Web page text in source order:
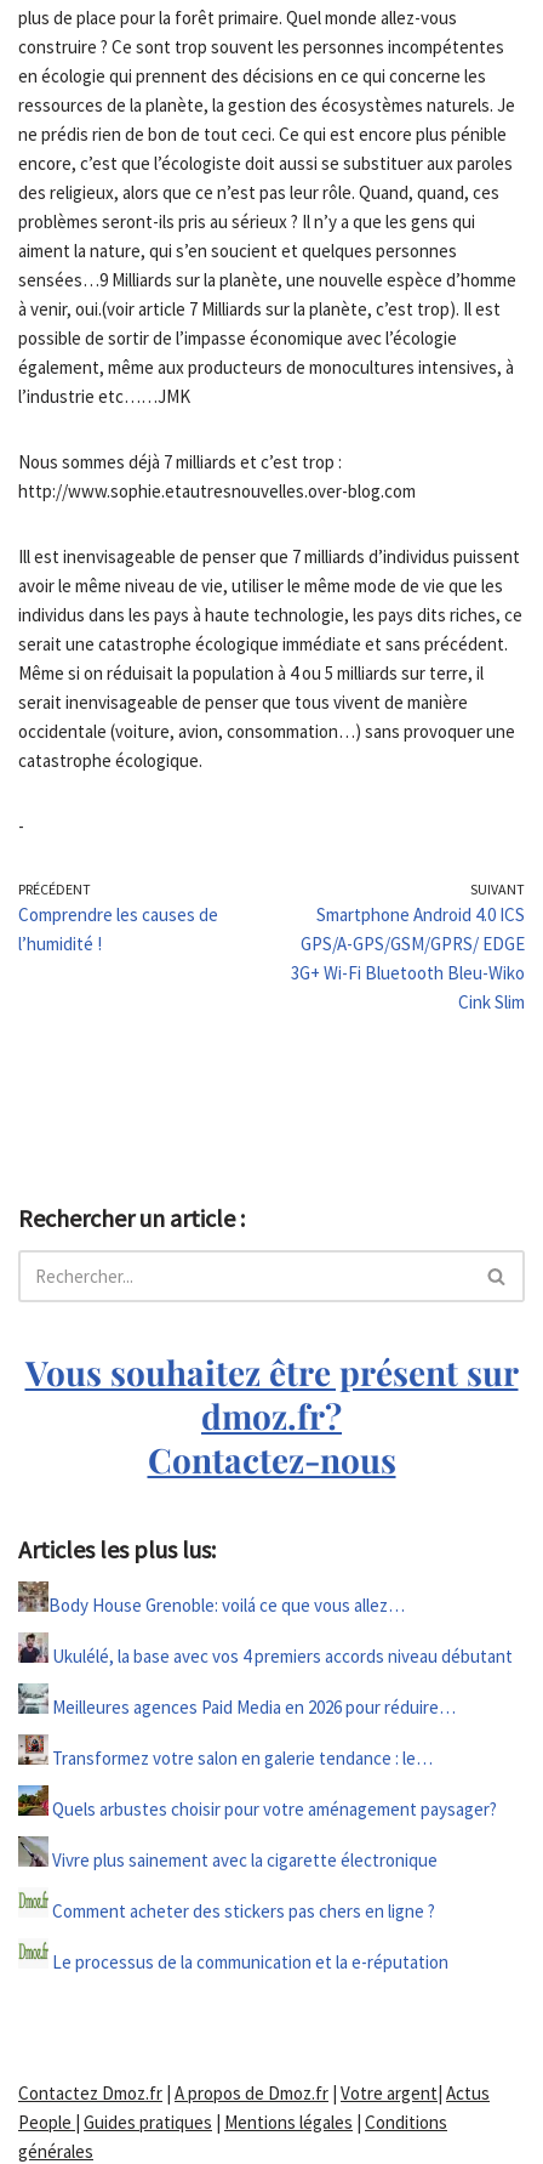
plus de place pour la forêt primaire. Quel monde allez-vous
construire ? Ce sont trop souvent les personnes incompétentes
en écologie qui prennent des décisions en ce qui concerne les
ressources de la planète, la gestion des écosystèmes naturels. Je
ne prédis rien de bon de tout ceci. Ce qui est encore plus pénible
encore, c’est que l’écologiste doit aussi se substituer aux paroles
des religieux, alors que ce n’est pas leur rôle. Quand, quand, ces
problèmes seront-ils pris au sérieux ? Il n’y a que les gens qui
aiment la nature, qui s’en soucient et quelques personnes
sensées…9 Milliards sur la planète, une nouvelle espèce d’homme
à venir, oui.(voir article 7 Milliards sur la planète, c’est trop). Il est
possible de sortir de l’impasse économique avec l’écologie
également, même aux producteurs de monocultures intensives, à
l’industrie etc……JMK
Nous sommes déjà 7 milliards et c’est trop :
http://www.sophie.etautresnouvelles.over-blog.com
Ill est inenvisageable de penser que 7 milliards d’individus puissent
avoir le même niveau de vie, utiliser le même mode de vie que les
individus dans les pays à haute technologie, les pays dits riches, ce
serait une catastrophe écologique immédiate et sans précédent.
Même si on réduisait la population à 4 ou 5 milliards sur terre, il
serait inenvisageable de penser que tous vivent de manière
occidentale (voiture, avion, consommation…) sans provoquer une
catastrophe écologique.
-
PRÉCÉDENT
Comprendre les causes de
l’humidité !
SUIVANT
Smartphone Android 4.0 ICS
GPS/A-GPS/GSM/GPRS/ EDGE
3G+ Wi-Fi Bluetooth Bleu-Wiko
Cink Slim
Rechercher un article :
Vous souhaitez être présent sur
dmoz.fr?
Contactez-nous
Articles les plus lus:
Body House Grenoble: voilá ce que vous allez…
Ukulélé, la base avec vos 4 premiers accords niveau débutant
Meilleures agences Paid Media en 2026 pour réduire…
Transformez votre salon en galerie tendance : le…
Quels arbustes choisir pour votre aménagement paysager?
Vivre plus sainement avec la cigarette électronique
Comment acheter des stickers pas chers en ligne ?
Le processus de la communication et la e-réputation
Contactez Dmoz.fr | A propos de Dmoz.fr | Votre argent| Actus
People | Guides pratiques | Mentions légales | Conditions
générales